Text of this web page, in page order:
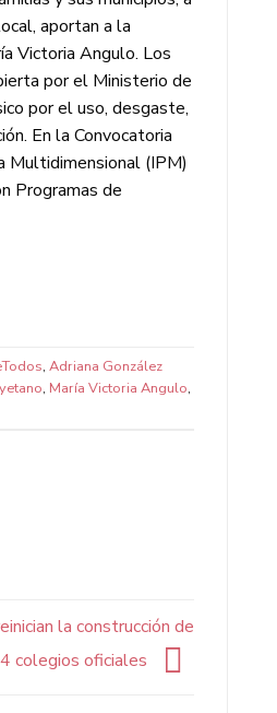
aportan a la
Victoria Angulo. Los
por el Ministerio de
por el uso, desgaste,
En la Convocatoria
Multidimensional (IPM)
Programas de
, Adriana González
, María Victoria Angulo,
la construcción de
4 colegios oficiales